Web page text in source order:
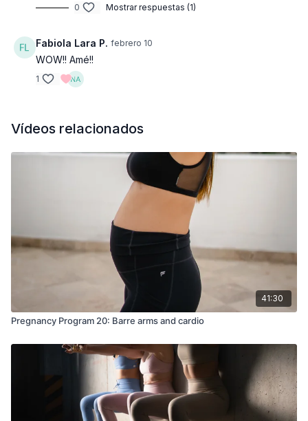
0 Mostrar respuestas (1)
Fabiola Lara P. febrero 10
WOW!! Amé!!
1
Vídeos relacionados
41:30
Pregnancy Program 20: Barre arms and cardio